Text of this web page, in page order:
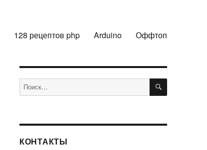
128 рецептов php Arduino Оффтоп
Искать: ПОИСК
КОНТАКТЫ